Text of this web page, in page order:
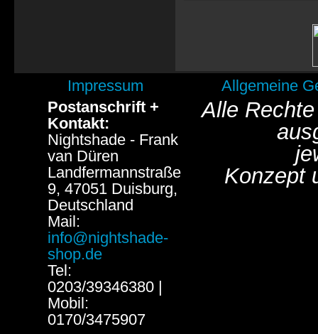
Impressum
Allgemeine
Postanschrift +
Kontakt:
Nightshade - Frank
van Düren
Landfermannstraße
9, 47051 Duisburg,
Deutschland
Mail:
info@nightshade-
shop.de
Tel:
0203/39346380 |
Mobil:
0170/3475907
Alle
Konzept